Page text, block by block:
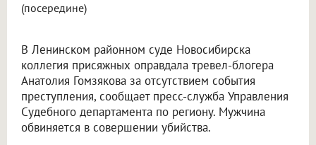
(посередине)
В Ленинском районном суде Новосибирска
коллегия присяжных оправдала тревел-блогера
Анатолия Гомзякова за отсутствием события
преступления, сообщает пресс-служба Управления
Судебного департамента по региону. Мужчина
обвиняется в совершении убийства.